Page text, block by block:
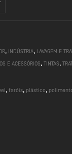
, INDÚSTRIA, LAVAGEM E
E ACESSÓRIOS , TINTAS ,
, faróis, plástico ,